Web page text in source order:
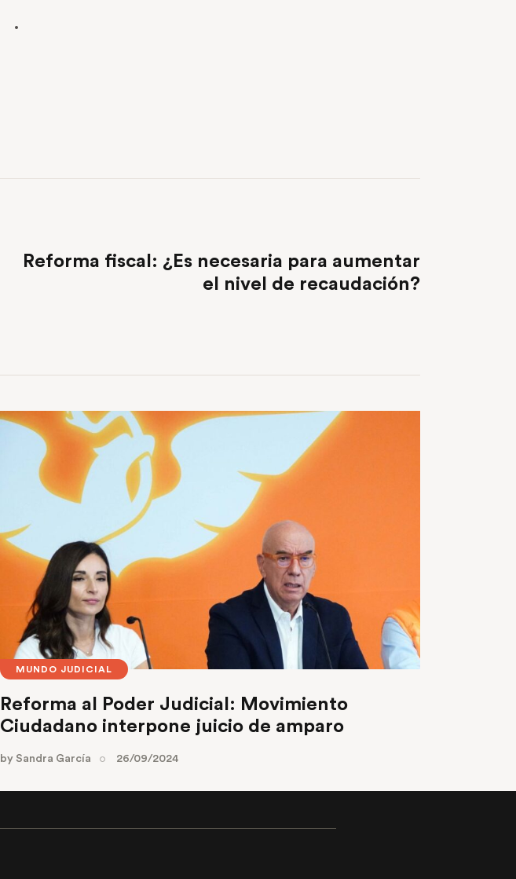
Reforma fiscal: ¿Es necesaria para aumentar
el nivel de recaudación?
MUNDO JUDICIAL
Reforma al Poder Judicial: Movimiento
Ciudadano interpone juicio de amparo
by Sandra García 26/09/2024